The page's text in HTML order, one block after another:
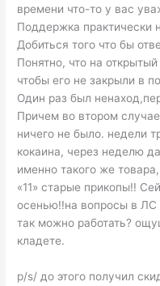
времени что-то у вас
Поддержка практически
Добиться того что бы
Понятно, что на
чтобы его не закрыли в
Один раз был
Причем во втором
ничего не было. недели
кокаина, через неделю
именно такого же
«11» старые прикопы!!
осенью!!на вопросы в ЛС
так можно работать?
кладете.
p/s/ до этого получил